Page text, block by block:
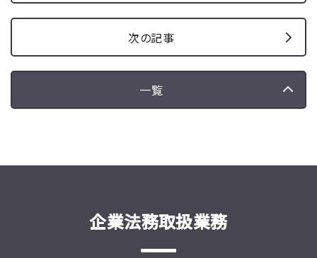
次の記事
一覧
企業法務取扱業務